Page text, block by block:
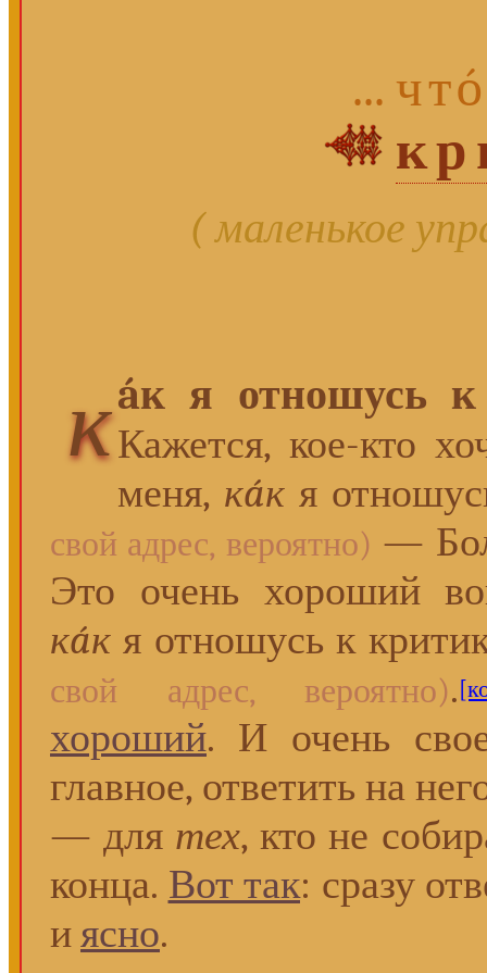
...
( маленькое
кáк я отношусь к
Кажется, кое-кто
меня, кáк я
свой адрес, вероятно) —
Это очень хороший
кáк я отношусь к
свой адрес, вероятно).
хороший. И очень
главное, ответить на
— для тех, кто не
конца. Вот так: сразу
иясно.